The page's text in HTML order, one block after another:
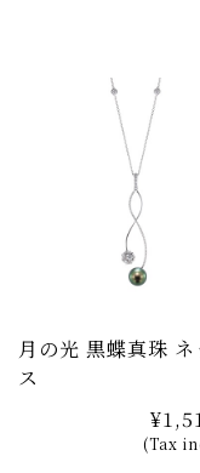
量化とお手入れの
て愛用していただ
OKURADOの技術
月の光 黒蝶真珠 ネ
ス
(Tax